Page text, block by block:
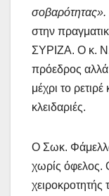
σοβαρότητας».
στην
ΣΥΡΙΖΑ. Ο κ. Ν.
πρόεδρος αλλά
μέχρι το
κλειδαριές.
Ο Σωκ.
χωρίς όφελος.
χειροκροτητής